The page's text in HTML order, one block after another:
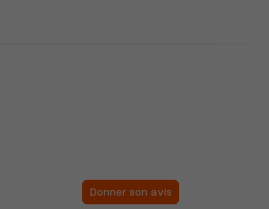
Donner son avis